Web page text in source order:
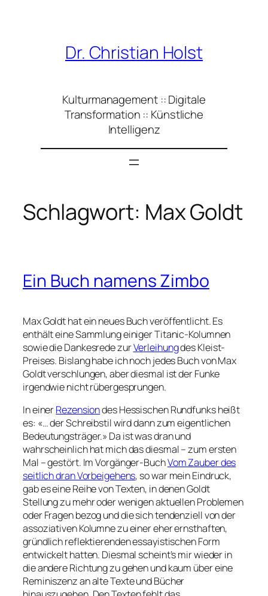
Dr. Christian Holst
Kulturmanagement :: Digitale
Transformation :: Künstliche
Intelligenz
Schlagwort: Max Goldt
Ein Buch namens Zimbo
Max Goldt hat ein neues Buch veröffentlicht. Es
enthält eine Sammlung einiger Titanic-Kolumnen
sowie die Dankesrede zurVerleihungdes Kleist-
Preises. Bislang habe ich noch jedes Buch von Max
Goldt verschlungen, aber diesmal ist der Funke
irgendwie nicht rübergesprungen.
In einerRezensiondes Hessischen Rundfunks heißt
es: «… der Schreibstil wird dann zum eigentlichen
Bedeutungsträger.» Da ist was dran und
wahrscheinlich hat mich das diesmal – zum ersten
Mal – gestört. Im Vorgänger-BuchVom Zauber des
seitlich dran Vorbeigehens, so war mein Eindruck,
gab es eine Reihe von Texten, in denen Goldt
Stellung zu mehr oder wenigen aktuellen Problemen
oder Fragen bezog und die sich tendenziell von der
assoziativen Kolumne zu einer eher ernsthaften,
gründlich reflektierenden essayistischen Form
entwickelt hatten. Diesmal scheint’s mir wieder in
die andere Richtung zu gehen und kaum über eine
Reminiszenz an alte Texte und Bücher